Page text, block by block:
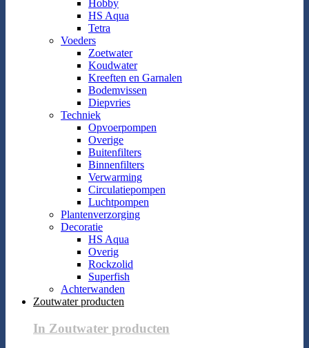
Hobby
HS Aqua
Tetra
Voeders
Zoetwater
Koudwater
Kreeften en Garnalen
Bodemvissen
Diepvries
Techniek
Opvoerpompen
Overige
Buitenfilters
Binnenfilters
Verwarming
Circulatiepompen
Luchtpompen
Plantenverzorging
Decoratie
HS Aqua
Overig
Rockzolid
Superfish
Achterwanden
Zoutwater producten
In Zoutwater producten